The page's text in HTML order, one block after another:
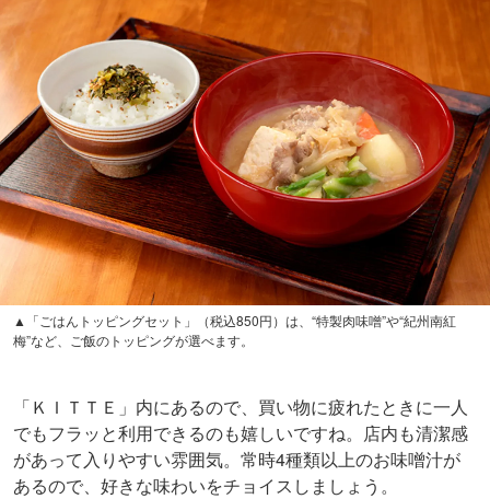
▲「ごはんトッピングセット」（税込850円）は、“特製肉味噌”や“紀州南紅
梅”など、ご飯のトッピングが選べます。
「ＫＩＴＴＥ」内にあるので、買い物に疲れたときに一人
でもフラッと利用できるのも嬉しいですね。店内も清潔感
があって入りやすい雰囲気。常時4種類以上のお味噌汁が
あるので、好きな味わいをチョイスしましょう。